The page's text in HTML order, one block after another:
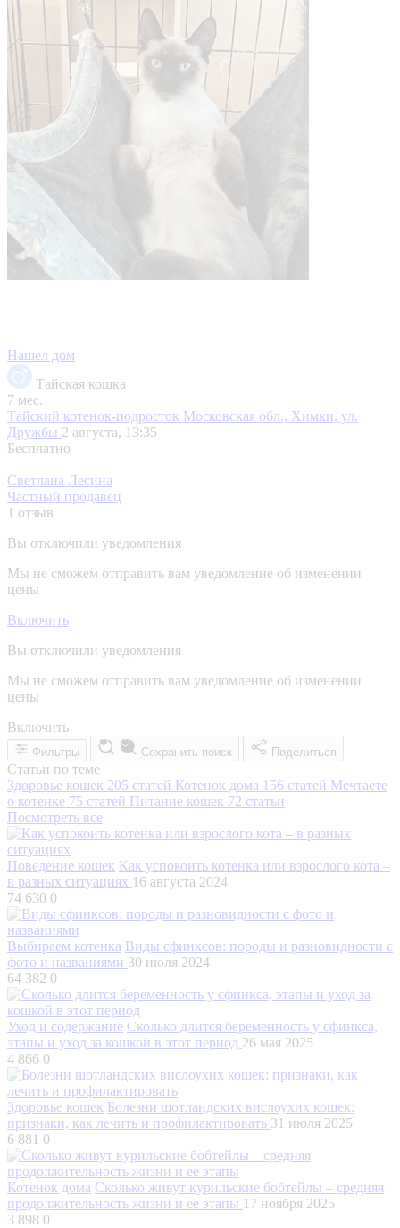
Нашел дом
Тайская кошка
7 мес.
Тайский котенок-подросток Московская обл., Химки, ул.
Дружбы 2 августа, 13:35
Бесплатно
Светлана Лесина
Частный продавец
1 отзыв
Вы отключили уведомления
Мы не сможем отправить вам уведомление об изменении
цены
Включить
Вы отключили уведомления
Мы не сможем отправить вам уведомление об изменении
цены
Включить
Фильтры Сохранить поиск Поделиться
Статьи по теме
Здоровье кошек 205 статей Котенок дома 156 статей Мечтаете
о котенке 75 статей Питание кошек 72 статьи
Посмотреть все
Поведение кошек Как успокоить котенка или взрослого кота –
в разных ситуациях 16 августа 2024
74 630 0
Выбираем котенка Виды сфинксов: породы и разновидности с
фото и названиями 30 июля 2024
64 382 0
Уход и содержание Сколько длится беременность у сфинкса,
этапы и уход за кошкой в этот период 26 мая 2025
4 866 0
Здоровье кошек Болезни шотландских вислоухих кошек:
признаки, как лечить и профилактировать 31 июля 2025
6 881 0
Котенок дома Сколько живут курильские бобтейлы – средняя
продолжительность жизни и ее этапы 17 ноября 2025
3 898 0